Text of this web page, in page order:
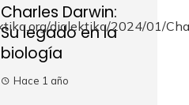
Charles Darwin:
Su legado en la
biología
Hace 1 año